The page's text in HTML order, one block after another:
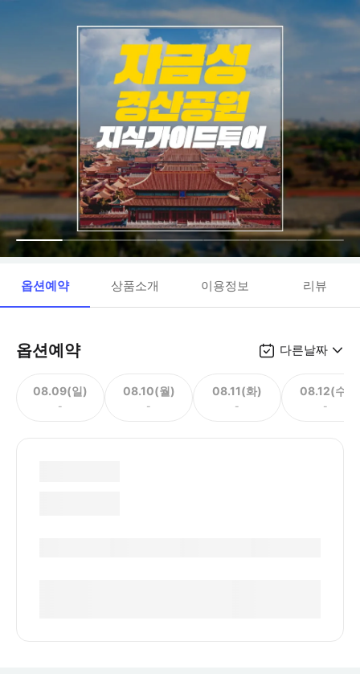
옵션예약 상품소개 이용정보 리뷰
옵션예약 다른날짜
08.09(일)
-
08.10(월)
-
08.11(화)
-
08.12(수)
-